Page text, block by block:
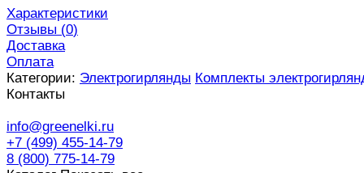
Характеристики
Отзывы (0)
Доставка
Оплата
Категории: Электрогирлянды Комплекты
Контакты
info@greenelki.ru
+7 (499) 455-14-79
8 (800) 775-14-79